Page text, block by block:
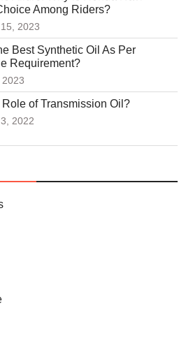
Among Riders?
2023
Best Synthetic Oil As Per
Requirement?
of Transmission Oil?
2022